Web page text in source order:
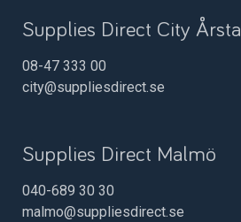
Supplies Direct City Årsta
08-47 333 00
city@suppliesdirect.se
Supplies Direct Malmö
040-689 30 30
malmo@suppliesdirect.se